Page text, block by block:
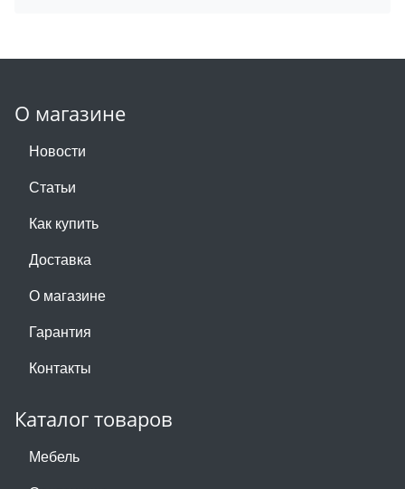
О магазине
Новости
Статьи
Как купить
Доставка
О магазине
Гарантия
Контакты
Каталог товаров
Мебель